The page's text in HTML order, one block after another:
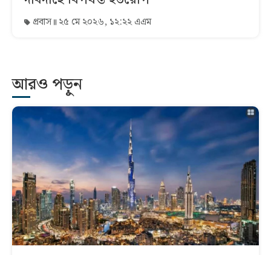
প্রবাস ২৫ মে ২০২৬, ১২:২২ এএম
আরও পড়ুন